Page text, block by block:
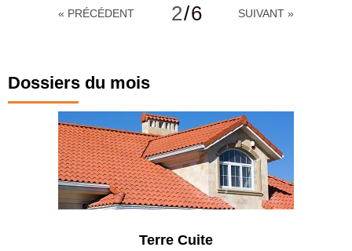
« PRÉCÉDENT 2/6 SUIVANT »
Dossiers du mois
Terre Cuite